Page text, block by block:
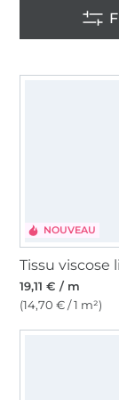
NOUVEAU
19,11 € / m
(14,70 € / 1 m²)